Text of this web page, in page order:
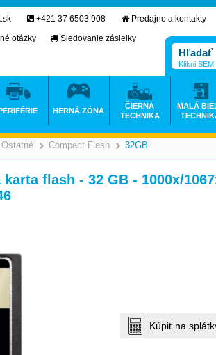
Ostatné >
Compact Flash >
32GB
flash - 32 GB - 1000x/
Kúpiť na
+421 37 6503 908
Predajne a kontakty
otázky
Sledovanie zásielky
Klikni
HERNÁ ZÓNA
ČIERNA
TECHNIKA
MALÁ